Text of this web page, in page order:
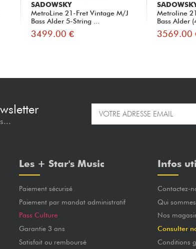
SADOWSKY
MetroLine 21-Fret Vintage M/J
Bass Alder 5-String ...
3499.00 €
Metroline
Bass Alder
3569.00
Les + Star's Music
Paiement sécurisé
Paiement par mandat administratif
Pass Culture
Garantie 3 ans
Satisfait ou remboursé
Infos
Contactez-
Qui
Nos
Consulter
Conditions